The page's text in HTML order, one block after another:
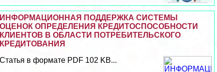
ИНФОРМАЦИОННАЯ ПОДДЕРЖКА СИСТЕМЫ
ОЦЕНОК ОПРЕДЕЛЕНИЯ КРЕДИТОСПОСОБНОСТИ
КЛИЕНТОВ В ОБЛАСТИ ПОТРЕБИТЕЛЬСКОГО
КРЕДИТОВАНИЯ
Статья в формате PDF 102 KB...